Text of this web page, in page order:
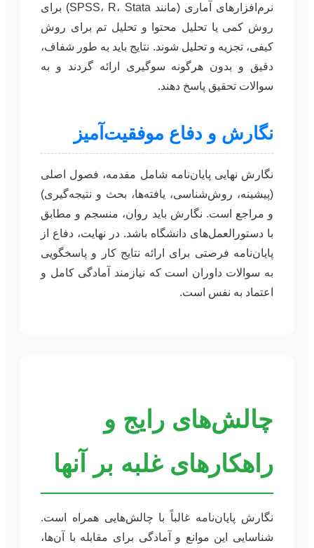
نرم‌افزارهای آماری (مانند SPSS، R، Stata) برای
روش کمی یا تحلیل محتوا و تحلیل تم برای روش
کیفی، تجزیه و تحلیل شوند. نتایج باید به طور شفاف،
دقیق و بدون هرگونه سوگیری ارائه گردند و به
سوالات تحقیق پاسخ دهند.
نگارش و دفاع موفقیت‌آمیز
نگارش نهایی پایان‌نامه شامل مقدمه، فصول اصلی
(پیشینه، روش‌شناسی، یافته‌ها، بحث و نتیجه‌گیری)
و مراجع است. نگارش باید روان، منسجم و مطابق
با دستورالعمل‌های دانشگاه باشد. در نهایت، دفاع از
پایان‌نامه فرصتی برای ارائه نتایج کار و پاسخگویی
به سوالات داوران است که نیازمند آمادگی کامل و
اعتماد به نفس است.
چالش‌های رایج و
راهکارهای غلبه بر آنها
نگارش پایان‌نامه غالباً با چالش‌هایی همراه است.
شناسایی این موانع و آمادگی برای مقابله با آن‌ها،